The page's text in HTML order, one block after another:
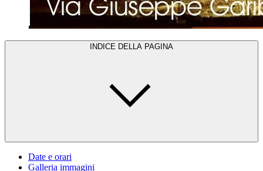
INDICE DELLA PAGINA
Date e orari
Galleria immagini